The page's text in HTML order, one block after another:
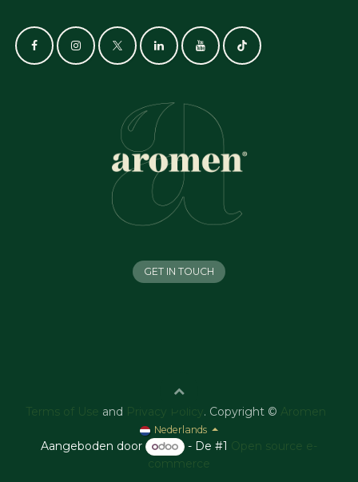
GET IN TOUCH
Terms of Use and Privacy Policy . Copyright © Aromen
Nederlands
Aangeboden door - De #1 Open source e-
commerce